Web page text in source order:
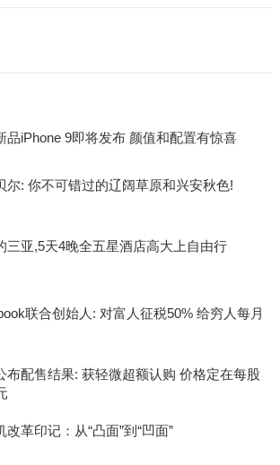
品iPhone 9即将发布 颜值和配置有惊喜
尔: 你不可错过的辽阔草原和兴安秋色!
三亚,5天4晚全五星酒店高大上自由行
联合创始人: 对富人征税50% 给穷人每月
布配售结果: 获轻微超额认购 价格定在每股
改革印记：从“凸面”到“凹面”